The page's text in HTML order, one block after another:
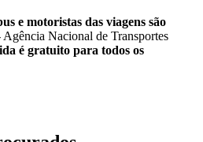
e motoristas das viagens são
Agência Nacional de Transportes
é gratuito para todos os